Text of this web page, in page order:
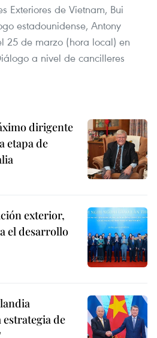
Exteriores de Vietnam, Bui
estadounidense, Antony
25 de marzo (hora local) en
a nivel de cancilleres
dirigente
etapa de
exterior,
el desarrollo
de